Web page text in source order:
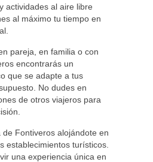
actividades al aire libre
al máximo tu tiempo en
pareja, en familia o con
encontrarás un
que se adapte a tus
No dudes en
de otros viajeros para
de Fontiveros alojándote en
establecimientos turísticos.
una experiencia única en